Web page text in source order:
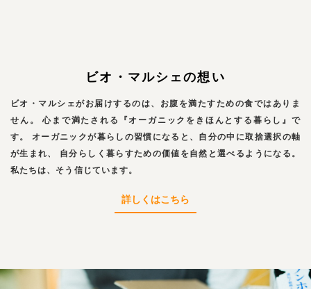
ビオ・マルシェの想い
ビオ・マルシェがお届けするのは、お腹を満たすための食ではありま
せん。
心まで満たされる『オーガニックをきほんとする暮らし』で
す。
オーガニックが暮らしの習慣になると、自分の中に取捨選択の軸
が生まれ、
自分らしく暮らすための価値を自然と選べるようになる。
私たちは、そう信じています。
詳しくはこちら